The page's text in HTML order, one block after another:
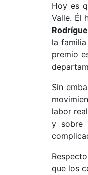
Hoy es
Valle. Él
la
premio
Sin
labor
y sobre
que los